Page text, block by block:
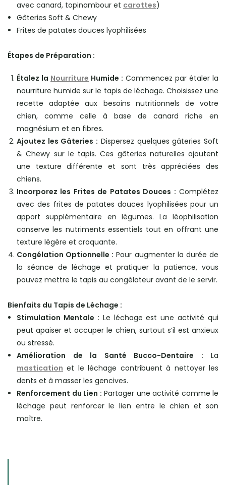
avec canard, topinambour et carottes)
Gâteries Soft & Chewy
Frites de patates douces lyophilisées
Étapes de Préparation :
Étalez la Nourriture Humide : Commencez par étaler la
nourriture humide sur le tapis de léchage. Choisissez une
recette adaptée aux besoins nutritionnels de votre
chien, comme celle à base de canard riche en
magnésium et en fibres.
Ajoutez les Gâteries : Dispersez quelques gâteries Soft
& Chewy sur le tapis. Ces gâteries naturelles ajoutent
une texture différente et sont très appréciées des
chiens.
Incorporez les Frites de Patates Douces : Complétez
avec des frites de patates douces lyophilisées pour un
apport supplémentaire en légumes. La léophilisation
conserve les nutriments essentiels tout en offrant une
texture légère et croquante.
Congélation Optionnelle : Pour augmenter la durée de
la séance de léchage et pratiquer la patience, vous
pouvez mettre le tapis au congélateur avant de le servir.
Bienfaits du Tapis de Léchage :
Stimulation Mentale : Le léchage est une activité qui
peut apaiser et occuper le chien, surtout s’il est anxieux
ou stressé.
Amélioration de la Santé Bucco-Dentaire : La
mastication et le léchage contribuent à nettoyer les
dents et à masser les gencives.
Renforcement du Lien : Partager une activité comme le
léchage peut renforcer le lien entre le chien et son
maître.